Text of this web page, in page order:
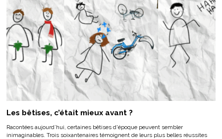
Les bêtises, c’était mieux avant ?
Racontées aujourd’hui, certaines bêtises d'époque peuvent sembler
inimaginables. Trois soixantenaires témoignent de leurs plus belles réussites